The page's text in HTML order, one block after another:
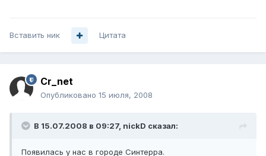
Вставить ник Цитата
Cr_net
Опубликовано 15 июля, 2008
В 15.07.2008 в 09:27, nickD сказал:
Появилась у нас в городе Синтерра.